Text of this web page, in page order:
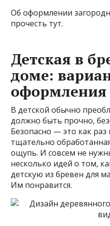
Об оформлении
прочесть тут.
Детская в
доме:
оформления
В детской обычно
должно быть прочно,
Безопасно — это как раз
тщательно
ощупь. И совсем не
несколько идей о том,
детскую из бревен для
Им понравится.